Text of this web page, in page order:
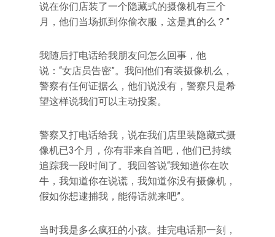
说在你们店装了一个隐藏式的摄像机有三个
月，他们当场抓到你偷衣服，这是真的么？”
我随后打电话给我朋友问怎么回事，他
说：“女店员告密”。我问他们有装摄像机么，
警察有任何证据么，他们说没有，警察只是希
望这样说我们可以主动投案。
警察又打电话给我，说在我们店里装隐藏式摄
像机已3个月，你有罪来自首吧，他们已持续
追踪我一段时间了。我回答说“我知道你在吹
牛，我知道你在说谎，我知道你没有摄像机，
假如你想逮捕我，能得话就来吧”。
当时我是多么疯狂的小孩。挂完电话那一刻，